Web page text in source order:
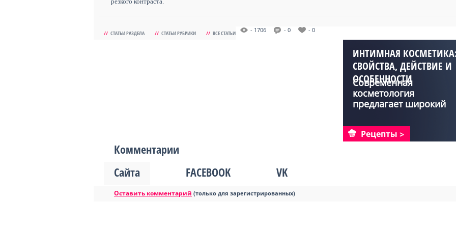
// СТАТЬИ РАЗДЕЛА // СТАТЬИ РУБРИКИ // ВСЕ СТАТЬИ - 1706 - 0 - 0
ИНТИМНАЯ
СВОЙСТВА, ДЕЙСТВИЕ И
ОСОБЕННОСТИ
ОТБЕЛИВАНИЯ
Современная
косметология
предлагает широкий
Рецепты
Комментарии
Сайта
FACEBOOK VK
Оставить комментарий (только для зарегистрированных)